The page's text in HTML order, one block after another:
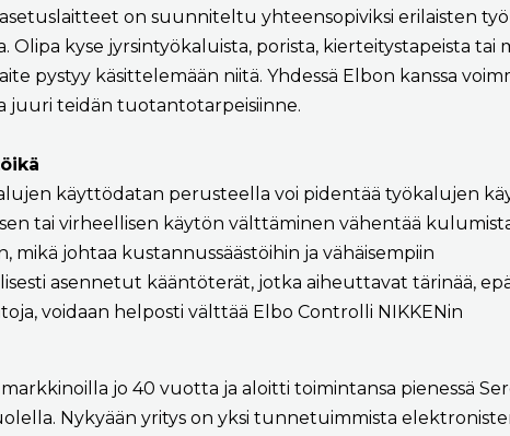
on suunniteltu yhteensopiviksi erilaisten
Olipa kyse jyrsintyökaluista, porista, kierteitystapeista tai
pystyy käsittelemään niitä. Yhdessä Elbon kanssa
juuri teidän tuotantotarpeisiinne.
käyttödatan perusteella voi pidentää työkalujen
tai virheellisen käytön välttäminen vähentää
mikä johtaa kustannussäästöihin ja vähäisempiin
asennetut kääntöterät, jotka aiheuttavat tärinää,
voidaan helposti välttää Elbo Controlli NIKKENin
jo 40 vuotta ja aloitti toimintansa pienessä
Nykyään yritys on yksi tunnetuimmista